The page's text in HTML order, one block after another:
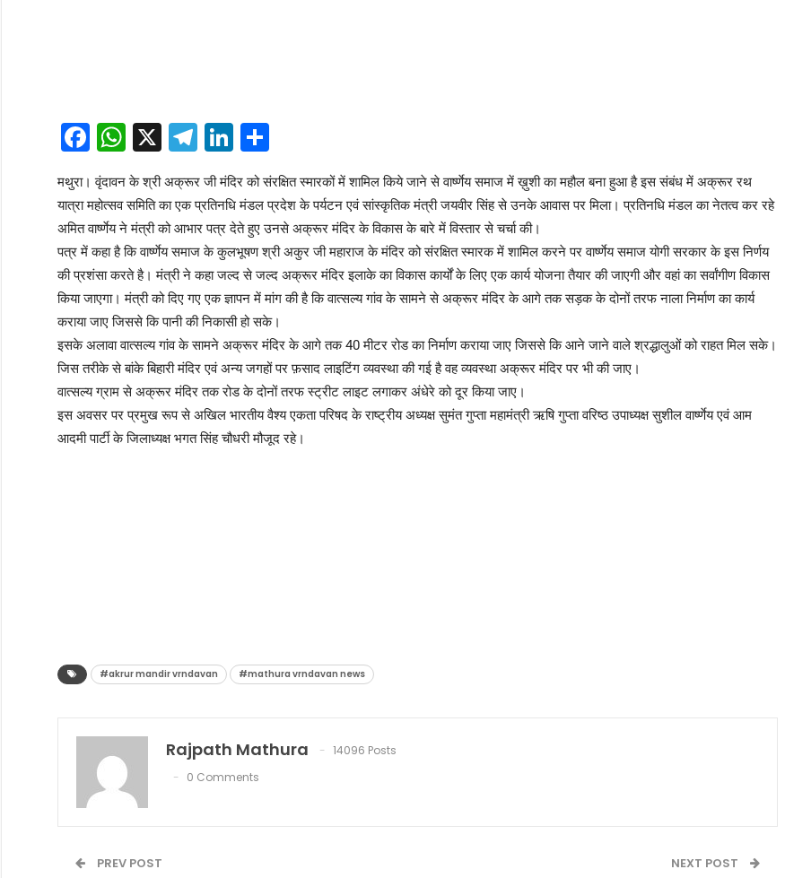
Facebook
WhatsApp
X Telegram
LinkedIn
Share
मथुरा। वृंदावन के श्री अक्रूर जी मंदिर को संरक्षित स्मारकों में शामिल किये जाने से वार्ष्णेय समाज में ख़ुशी का महौल बना हुआ है इस संबंध में अक्रूर रथ
यात्रा महोत्सव समिति का एक प्रतिनधि मंडल प्रदेश के पर्यटन एवं सांस्कृतिक मंत्री जयवीर सिंह से उनके आवास पर मिला। प्रतिनधि मंडल का नेतत्व कर रहे
अमित वार्ष्णेय ने मंत्री को आभार पत्र देते हुए उनसे अक्रूर मंदिर के विकास के बारे में विस्तार से चर्चा की।
पत्र में कहा है कि वार्ष्णेय समाज के कुलभूषण श्री अकुर जी महाराज के मंदिर को संरक्षित स्मारक में शामिल करने पर वार्ष्णेय समाज योगी सरकार के इस निर्णय
की प्रशंसा करते है। मंत्री ने कहा जल्द से जल्द अक्रूर मंदिर इलाके का विकास कार्यों के लिए एक कार्य योजना तैयार की जाएगी और वहां का सर्वांगीण विकास
किया जाएगा। मंत्री को दिए गए एक ज्ञापन में मांग की है कि वात्सल्य गांव के सामने से अक्रूर मंदिर के आगे तक सड़क के दोनों तरफ नाला निर्माण का कार्य
कराया जाए जिससे कि पानी की निकासी हो सके।
इसके अलावा वात्सल्य गांव के सामने अक्रूर मंदिर के आगे तक 40 मीटर रोड का निर्माण कराया जाए जिससे कि आने जाने वाले श्रद्धालुओं को राहत मिल सके।
जिस तरीके से बांके बिहारी मंदिर एवं अन्य जगहों पर फ़साद लाइटिंग व्यवस्था की गई है वह व्यवस्था अक्रूर मंदिर पर भी की जाए।
वात्सल्य ग्राम से अक्रूर मंदिर तक रोड के दोनों तरफ स्ट्रीट लाइट लगाकर अंधेरे को दूर किया जाए।
इस अवसर पर प्रमुख रूप से अखिल भारतीय वैश्य एकता परिषद के राष्ट्रीय अध्यक्ष सुमंत गुप्ता महामंत्री ऋषि गुप्ता वरिष्ठ उपाध्यक्ष सुशील वार्ष्णेय एवं आम
आदमी पार्टी के जिलाध्यक्ष भगत सिंह चौधरी मौजूद रहे।
#akrur mandir vrndavan #mathura vrndavan news
Rajpath Mathura
14096 Posts
0 Comments
PREV POST NEXT POST